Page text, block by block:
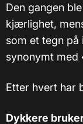
Den gangen
kjærlighet,
som et tegn
synonymt med
Etter hvert har
Dykkere